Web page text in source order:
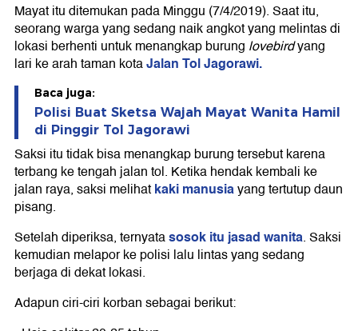
Mayat itu ditemukan pada Minggu (7/4/2019). Saat itu,
seorang warga yang sedang naik angkot yang melintas di
lokasi berhenti untuk menangkap burung lovebirdyang
lari ke arah taman kotaJalan Tol Jagorawi.
Baca juga:
Polisi Buat Sketsa Wajah Mayat Wanita Hamil
di Pinggir Tol Jagorawi
Saksi itu tidak bisa menangkap burung tersebut karena
terbang ke tengah jalan tol. Ketika hendak kembali ke
jalan raya, saksi melihatkaki manusiayang tertutup daun
pisang.
Setelah diperiksa, ternyatasosok itu jasad wanita. Saksi
kemudian melapor ke polisi lalu lintas yang sedang
berjaga di dekat lokasi.
Adapun ciri-ciri korban sebagai berikut: